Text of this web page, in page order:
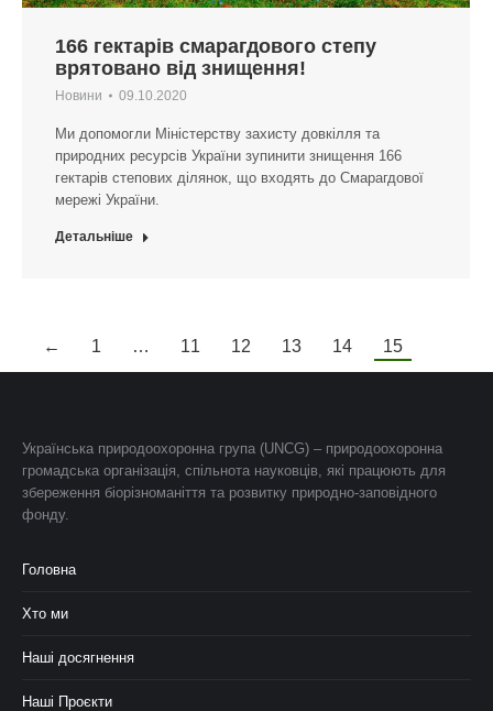
166 гектарів смарагдового степу
врятовано від знищення!
Новини 09.10.2020
Ми допомогли Міністерству захисту довкілля та
природних ресурсів України зупинити знищення 166
гектарів степових ділянок, що входять до Смарагдової
мережі України.
Детальніше
← 1 … 11 12 13 14 15
Українська природоохоронна група (UNCG) – природоохоронна
громадська організація, спільнота науковців, які працюють для
збереження біорізноманіття та розвитку природно-заповідного
фонду.
Головна
Хто ми
Наші досягнення
Наші Проєкти